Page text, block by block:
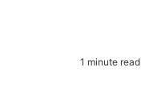
1 minute read